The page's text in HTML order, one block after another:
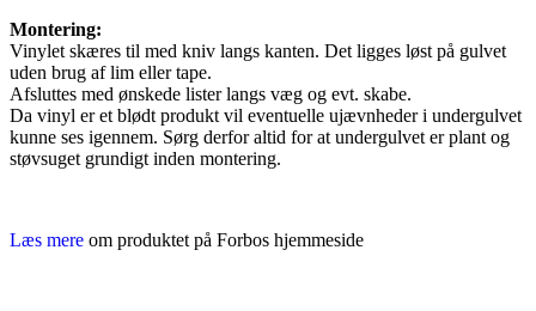
Montering:
Vinylet skæres til med kniv langs kanten. Det ligges løst på gulvet
uden brug af lim eller tape.
Afsluttes med ønskede lister langs væg og evt. skabe.
Da vinyl er et blødt produkt vil eventuelle ujævnheder i undergulvet
kunne ses igennem. Sørg derfor altid for at undergulvet er plant og
støvsuget grundigt inden montering.
Læs mere om produktet på Forbos hjemmeside